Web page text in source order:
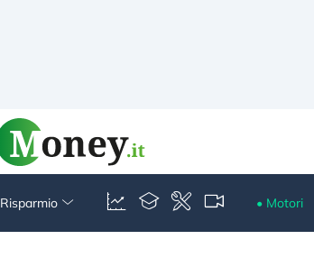
Risparmio • Motori